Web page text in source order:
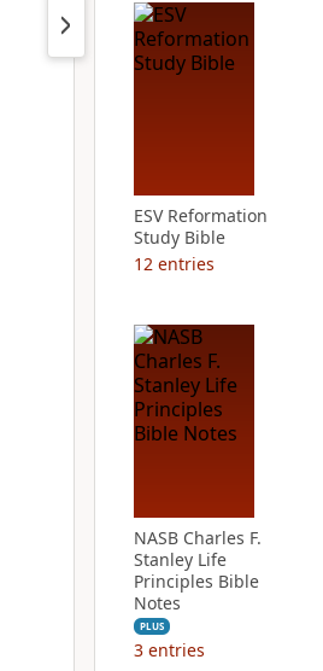
ESV Reformation
Study Bible
12 entries
NASB Charles F.
Stanley Life
Principles Bible
Notes
PLUS
3 entries